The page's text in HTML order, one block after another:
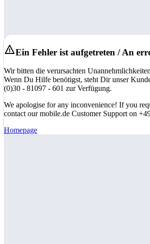
Ein Fehler ist aufgetreten / An
Wir bitten die verursachten
Wenn Du Hilfe benötigst, steht Dir unser
(0)30 - 81097 - 601 zur Verfügung.
We apologise for any inconvenience! If you
contact our mobile.de Customer Support on
Homepage